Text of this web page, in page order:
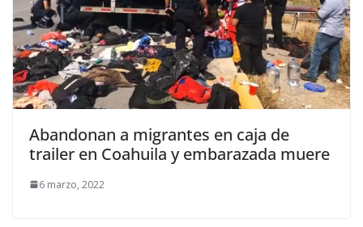
Abandonan a migrantes en caja de
trailer en Coahuila y embarazada muere
6 marzo, 2022